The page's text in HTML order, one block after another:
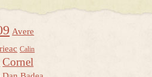
Avere
Calin
Cornel